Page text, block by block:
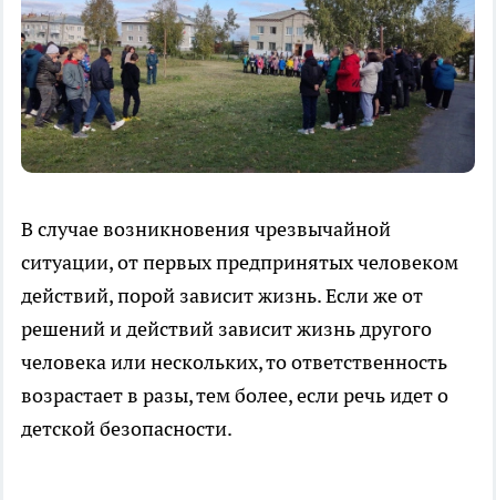
В случае возникновения чрезвычайной
ситуации, от первых предпринятых человеком
действий, порой зависит жизнь. Если же от
решений и действий зависит жизнь другого
человека или нескольких, то ответственность
возрастает в разы, тем более, если речь идет о
детской безопасности.